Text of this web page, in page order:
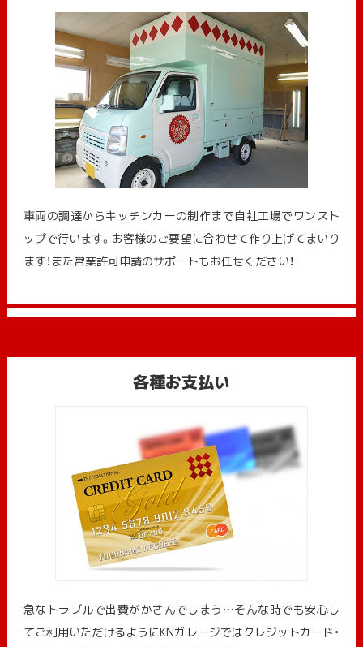
車両の調達からキッチンカーの制作まで自社工場でワンスト
ップで行います。お客様のご要望に合わせて作り上げてまいり
ます！また営業許可申請のサポートもお任せください！
各種お支払い
急なトラブルで出費がかさんでしまう…そんな時でも安心し
てご利用いただけるようにKNガレージではクレジットカード・